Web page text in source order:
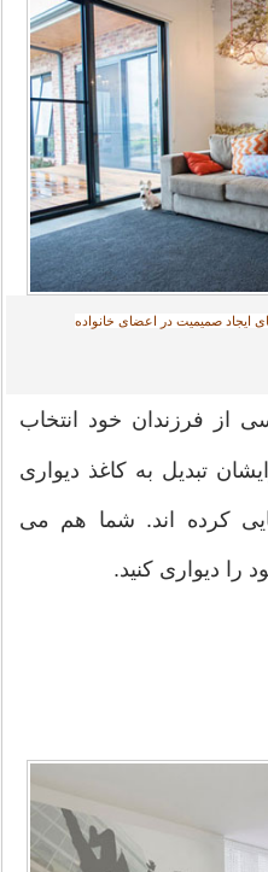
ایجاد صمیمیت در اعضای خانواده
از فرزندان خود انتخاب
تبدیل به کاغذ دیواری
کرده اند. شما هم می
را دیواری کنید.